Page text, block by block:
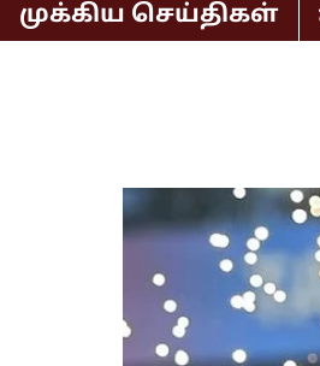
முக்கிய செய்திகள்
பி.ஆர்.சுந்தர் கைது!